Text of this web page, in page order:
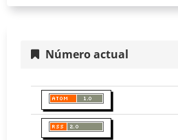
Número actual